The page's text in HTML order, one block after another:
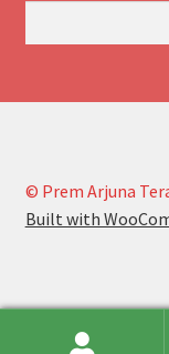
© Prem Arjuna
Built with